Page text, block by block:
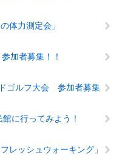
体力測定会」
加者募集！！
ドゴルフ大会 参加者募集
に行ってみよう！
レッシュウォーキング」